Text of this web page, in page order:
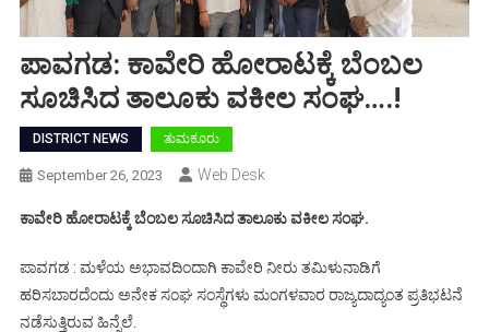
ಪಾವಗಡ: ಕಾವೇರಿ ಹೋರಾಟಕ್ಕೆ ಬೆಂಬಲ
ಸೂಚಿಸಿದ ತಾಲೂಕು ವಕೀಲ ಸಂಘ….!
DISTRICT NEWS ತುಮಕೂರು
September 26, 2023 Web Desk
ಕಾವೇರಿ ಹೋರಾಟಕ್ಕೆ ಬೆಂಬಲ ಸೂಚಿಸಿದ ತಾಲೂಕು ವಕೀಲ ಸಂಘ.
ಪಾವಗಡ : ಮಳೆಯ ಅಭಾವದಿಂದಾಗಿ ಕಾವೇರಿ ನೀರು ತಮಿಳುನಾಡಿಗೆ
ಹರಿಸಬಾರದೆಂದು ಅನೇಕ ಸಂಘ ಸಂಸ್ಥೆಗಳು ಮಂಗಳವಾರ ರಾಜ್ಯದಾದ್ಯಂತ ಪ್ರತಿಭಟನೆ
ನಡೆಸುತ್ತಿರುವ ಹಿನ್ನೆಲೆ.